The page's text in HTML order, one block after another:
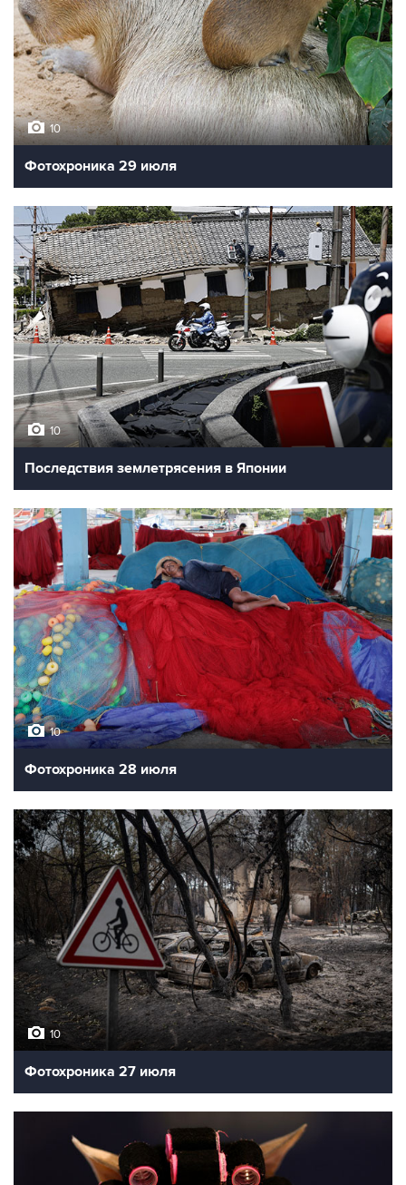
10
Фотохроника 29 июля
10
Последствия землетрясения в Японии
10
Фотохроника 28 июля
10
Фотохроника 27 июля